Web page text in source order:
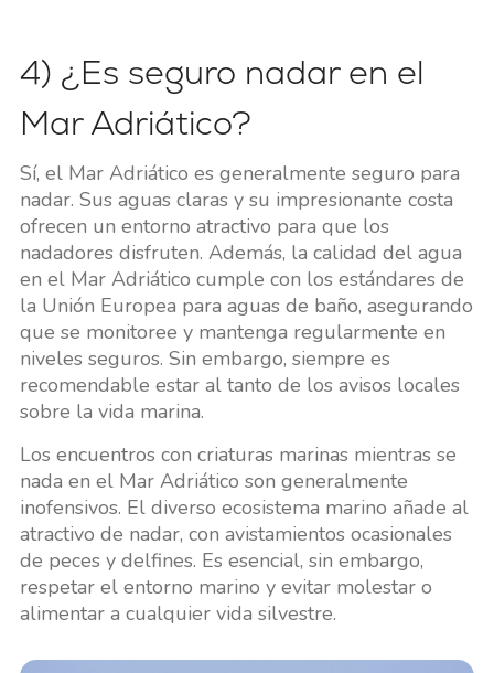
4) ¿Es seguro nadar en el
Mar Adriático?
Sí, el Mar Adriático es generalmente seguro para
nadar. Sus aguas claras y su impresionante costa
ofrecen un entorno atractivo para que los
nadadores disfruten. Además, la calidad del agua
en el Mar Adriático cumple con los estándares de
la Unión Europea para aguas de baño, asegurando
que se monitoree y mantenga regularmente en
niveles seguros. Sin embargo, siempre es
recomendable estar al tanto de los avisos locales
sobre la vida marina.
Los encuentros con criaturas marinas mientras se
nada en el Mar Adriático son generalmente
inofensivos. El diverso ecosistema marino añade al
atractivo de nadar, con avistamientos ocasionales
de peces y delfines. Es esencial, sin embargo,
respetar el entorno marino y evitar molestar o
alimentar a cualquier vida silvestre.